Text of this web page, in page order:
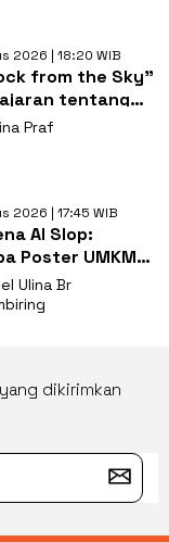
2026 | 18:20 WIB
from the Sky"
tentang
Praf
2026 | 17:45 WIB
AI Slop:
Poster UMKM
dan Bikin
Ulina Br
dikirimkan